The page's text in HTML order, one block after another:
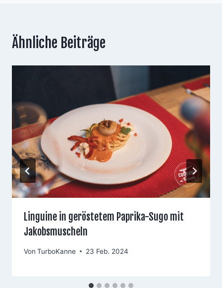
Ähnliche Beiträge
Linguine in geröstetem Paprika-Sugo mit
Jakobsmuscheln
Von TurboKanne 23 Feb. 2024